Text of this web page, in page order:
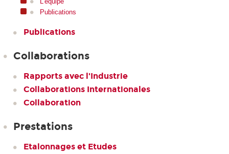
Publications
Publications
Collaborations
Rapports avec l'Industrie
Collaborations Internationales
Collaboration
Prestations
Etalonnages et Etudes